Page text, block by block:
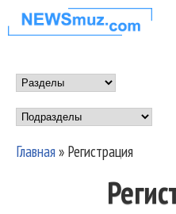
Перейти к
НОВОСТИ
МУЗЫКИ И
ШОУ БИЗНЕСА
NEWSMUZ.COM
Main menu
Подразделы
Главная» Регистрация